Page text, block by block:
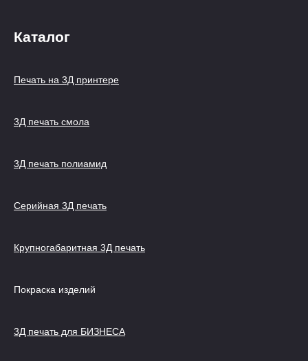
Каталог
Печать на 3Д принтере
3Д печать смола
3Д печать полиамид
Серийная 3Д печать
Крупногабаритная 3Д печать
Покраска изделий
3Д печать для БИЗНЕСА